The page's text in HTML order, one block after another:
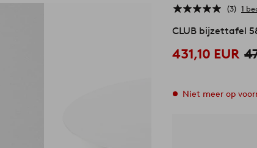
3 1
CLUB bijzettafel
431,10 EUR
Niet meer op